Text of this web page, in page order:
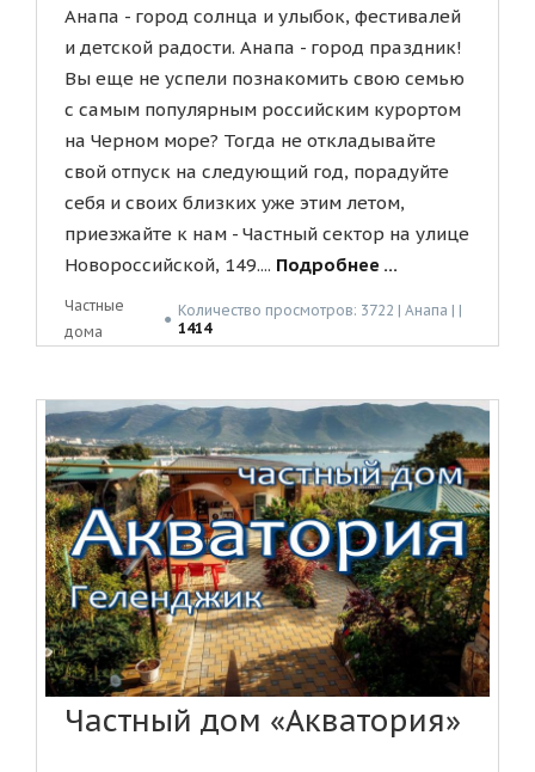
Анапа - город солнца и улыбок, фестивалей
и детской радости. Анапа - город праздник!
Вы еще не успели познакомить свою семью
с самым популярным российским курортом
на Черном море? Тогда не откладывайте
свой отпуск на следующий год, порадуйте
себя и своих близких уже этим летом,
приезжайте к нам - Частный сектор на улице
Новороссийской, 149.... Подробнее ...
Частные
дома
● Количество просмотров: 3722 | Анапа | |
1414
Частный дом «Акватория»